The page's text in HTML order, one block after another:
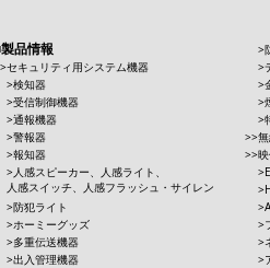
製品情報
セキュリティ用システム機器
検知器
受信制御機器
通報機器
警報器
報知器
人感スピーカー、人感ライト、
人感スイッチ、人感フラッシュ・サイレン
防犯ライト
ホーミーグッズ
多重伝送機器
出入管理機器